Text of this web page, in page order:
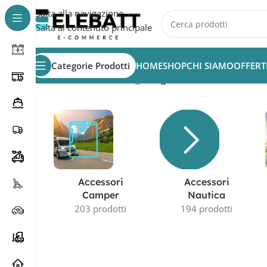
Salta alla navigazione
Salta al contenuto principale
Categorie Prodotti HOMESHOPCHI SIAMO
Home/Prodotto Tecnologia
Accessori
Camper
203 prodotti
Accessori
Nautica
194 prodotti